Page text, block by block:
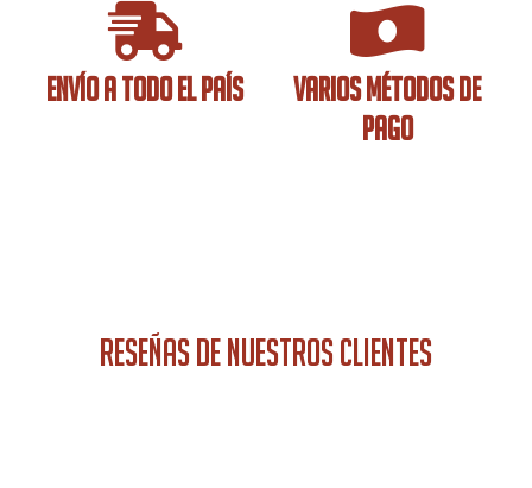
ENVÍO A TODO EL PAÍS
VARIOS MÉTODOS DE
PAGO
RESEÑAS DE NUESTROS CLIENTES